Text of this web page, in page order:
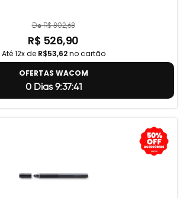
De R$ 802,68
R$ 526,90
Até 12x de R$53,62no cartão
OFERTAS WACOM
0 Dias 9:37:40